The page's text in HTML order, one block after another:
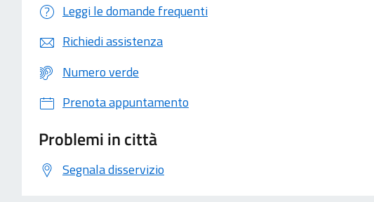
Leggi le domande frequenti
Richiedi assistenza
Numero verde
Prenota appuntamento
Problemi in città
Segnala disservizio